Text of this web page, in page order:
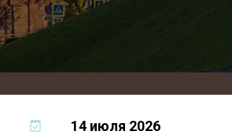
14 июля 2026